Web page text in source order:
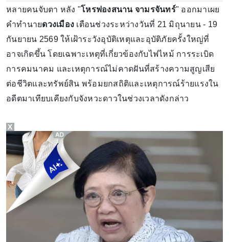
หลายคนจับตา หลัง "โหรฟองสนาน จามรจันทร์" ออกมาเผย
คำทำนายดวงเมือง เตือนช่วงระหว่างวันที่ 21 มิถุนายน - 19
กันยายน 2569 ให้เฝ้าระวังอุบัติเหตุและอุบัติภัยครั้งใหญ่ที่
อาจเกิดขึ้น โดยเฉพาะเหตุที่เกี่ยวข้องกับไฟไหม้ การระเบิด
การคมนาคม และเหตุการณ์ไม่คาดฝันที่สร้างความสูญเสีย
ต่อชีวิตและทรัพย์สิน พร้อมยกสถิติและเหตุการณ์ร้ายแรงใน
อดีตมาเทียบเคียงกับจังหวะดาวในช่วงเวลาดังกล่าว
X